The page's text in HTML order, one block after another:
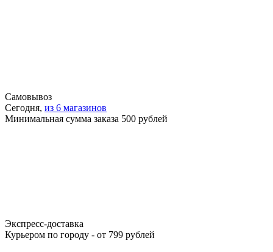
Самовывоз
Сегодня, из 6 магазинов
Минимальная сумма заказа 500 рублей
Экспресс-доставка
Курьером по городу - от 799 рублей